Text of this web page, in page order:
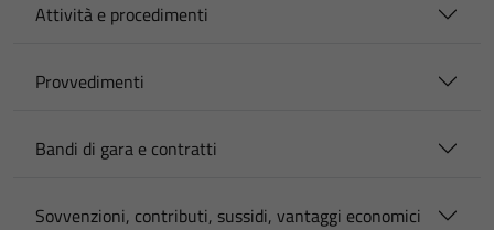
Attività e procedimenti
Provvedimenti
Bandi di gara e contratti
Sovvenzioni, contributi, sussidi, vantaggi economici